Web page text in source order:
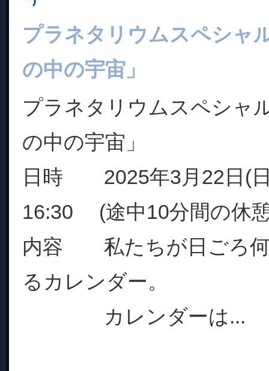
プラネタリウムスペシャ
の中の宇宙」
プラネタリウムスペシャ
の中の宇宙」
日時 2025年3月22日(
16:30 (途中10分間の休
内容 私たちが日ごろ何
るカレンダー。
カレンダーは...